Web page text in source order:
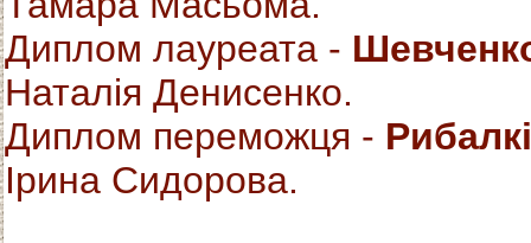
Диплом лауреата -
Наталiя Денисенко.
Диплом переможця -
Iрина Сидорова.